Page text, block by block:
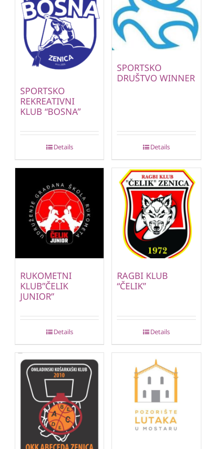
SPORTSKO
REKREATIVNI
KLUB “BOSNA”
Details
SPORTSKO
DRUŠTVO WINNER
Details
RUKOMETNI
KLUB”ČELIK
JUNIOR”
Details
RAGBI KLUB
“ČELIK”
Details